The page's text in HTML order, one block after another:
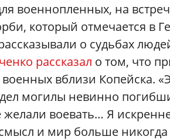
военнопленных, на
который отмечается в
о судьбах
рассказал о том, что
вблизи Копейска.
могилы невинно
воевать… Я
и мир больше